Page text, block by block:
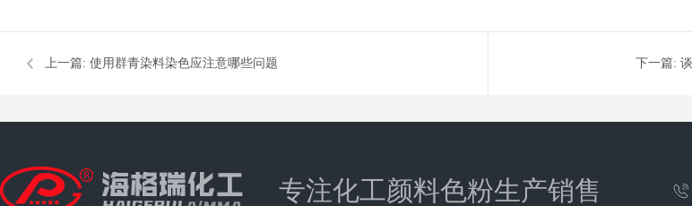
上一篇: 使用群青染料染色应注意哪些问题 下一篇:
专注化工颜料色粉生产销售